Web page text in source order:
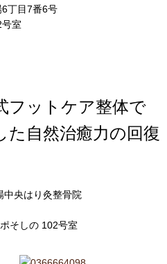
丁目7番6号
室
フットケア整体で
た自然治癒力の回復
そしの 102号室